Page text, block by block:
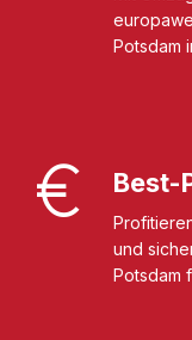
Potsdam
Best-
und
Potsdam